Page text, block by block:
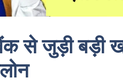
से जुड़ी बड़ी